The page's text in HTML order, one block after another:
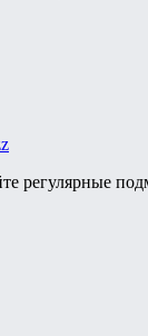
регулярные